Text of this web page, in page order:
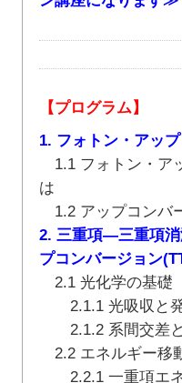
【プログラム】
1. フォトン・アッ
1.1 フォトン・ア
は
1.2 アップコンバ
2. 三重項―三重項消
プコンバージョン
2.1 光化学の基礎
2.1.1 光吸収と発
2.1.2 系間交差
2.2 エネルギー移
2.2.1 一重項エネ